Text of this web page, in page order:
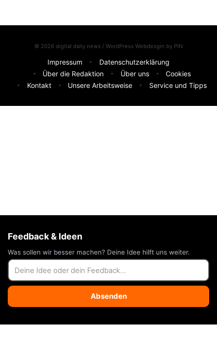
© 2026 digital daily news / WordPress Webdesgin by PIN
Impressum
Datenschutzerklärung
Über die Redaktion
Über uns
Cookies
Kontakt
Unsere Arbeitsweise Service und Tipps
Feedback & Ideen
Was sollen wir besser machen? Deine Idee hilft uns weiter.
Absenden